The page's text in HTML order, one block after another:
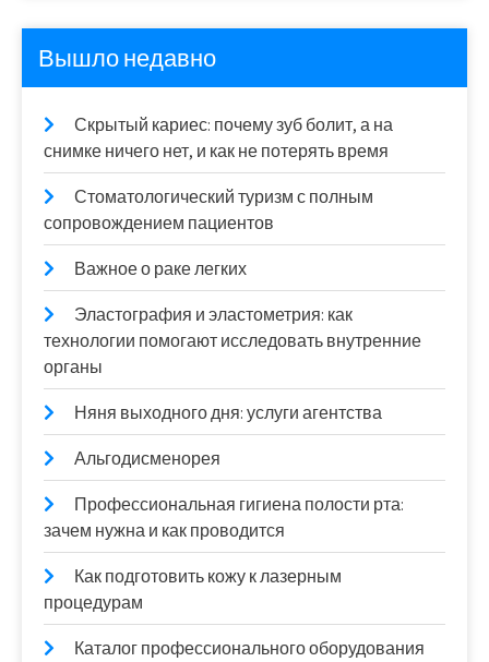
Вышло недавно
Скрытый кариес: почему зуб болит, а на
снимке ничего нет, и как не потерять время
Стоматологический туризм с полным
сопровождением пациентов
Важное о раке легких
Эластография и эластометрия: как
технологии помогают исследовать внутренние
органы
Няня выходного дня: услуги агентства
Альгодисменорея
Профессиональная гигиена полости рта:
зачем нужна и как проводится
Как подготовить кожу к лазерным
процедурам
Каталог профессионального оборудования